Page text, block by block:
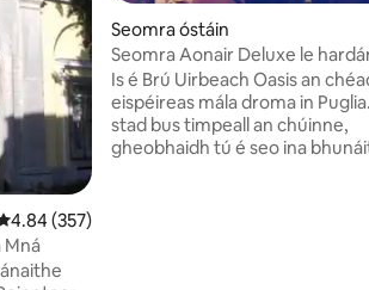
4.84 as 5, 357 léirmheas
4.84 (357)
Mná
Seomra óstáin
Seomra Aonair Deluxe le
Is é Brú Uirbeach Oasis an
eispéireas mála droma in
stad bus timpeall an chúinne,
gheobhaidh tú é seo ina